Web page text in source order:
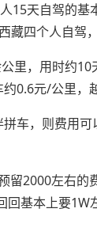
15天自驾的
四个人自驾
里，用时约
0.6元/公里，
车，则费用
留2000左右的
基本上要1W